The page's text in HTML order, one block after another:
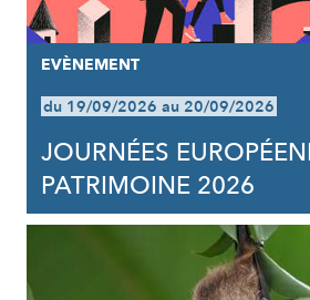
EVÈNEMENT
du 19/09/2026 au 20/09/2026
JOURNÉES
PATRIMOINE 2026